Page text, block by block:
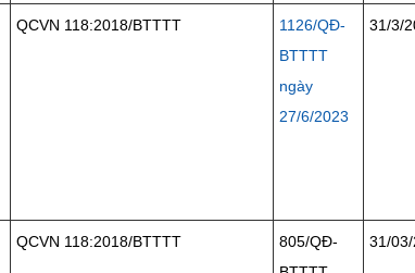
QCVN 118:2018/BTTTT 1126/QĐ-
BTTTT
ngày
27/6/2023
31/3/
QCVN 118:2018/BTTTT
805/QĐ-
31/